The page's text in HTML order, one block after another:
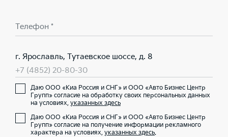
Телефон *
г. Ярославль, Тутаевское шоссе, д. 8
+7 (4852) 20-80-30
Даю ООО «Киа Россия и СНГ» и ООО «Авто Бизнес Центр
Групп» согласие на обработку своих персональных данных
на условиях, указанных здесь
Даю ООО «Киа Россия и СНГ» и ООО «Авто Бизнес Центр
Групп» согласие на получение информации рекламного
характера на условиях, указанных здесь.